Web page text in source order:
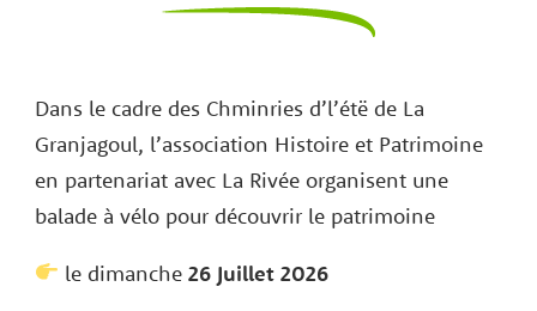
Dans le cadre des Chminries d’l’étë de La
Granjagoul, l’association Histoire et Patrimoine
en partenariat avec La Rivée organisent une
balade à vélo pour découvrir le patrimoine
le dimanche 26 Juillet 2026